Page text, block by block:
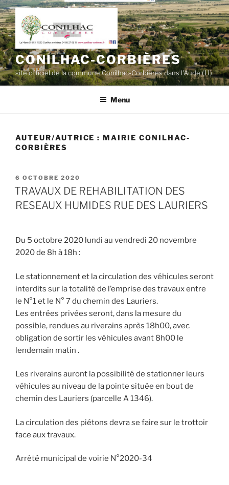
Aller
au
contenu
principal
CONILHAC-CORBIÈRES
site officiel de la commune Conilhac-Corbières dans l'Aude (11)
Menu
AUTEUR/AUTRICE :MAIRIE CONILHAC-
CORBIÈRES
PUBLIÉ
LE
6 OCTOBRE 2020
TRAVAUX DE REHABILITATION DES
RESEAUX HUMIDES RUE DES LAURIERS
Du 5 octobre 2020 lundi au vendredi 20 novembre
2020 de 8h à 18h :
Le stationnement et la circulation des véhicules seront
interdits sur la totalité de l’emprise des travaux entre
le N°1 et le N° 7 du chemin des Lauriers.
Les entrées privées seront, dans la mesure du
possible, rendues au riverains après 18h00, avec
obligation de sortir les véhicules avant 8h00 le
lendemain matin .
Les riverains auront la possibilité de stationner leurs
véhicules au niveau de la pointe située en bout de
chemin des Lauriers (parcelle A 1346).
La circulation des piétons devra se faire sur le trottoir
face aux travaux.
Arrêté municipal de voirie N°2020-34